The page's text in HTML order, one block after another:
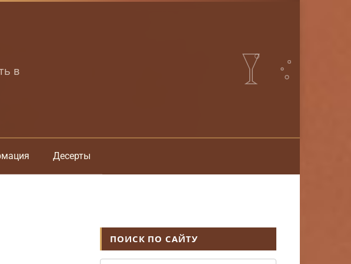
в
Десерты
ПОИСК ПО САЙТУ